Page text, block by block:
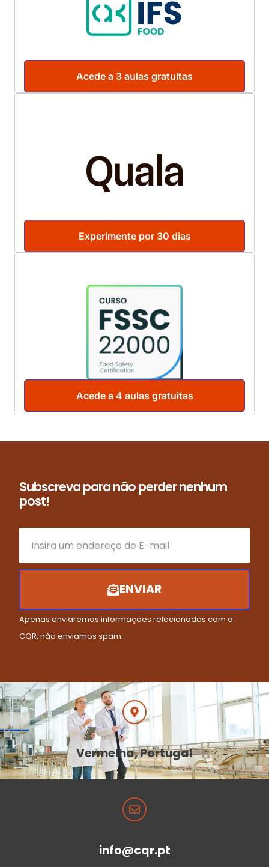
Acede a 3 aulas gratuitas
Experimente por 30 dias
Acede a 4 aulas gratuitas
Subscreva para não perder nenhum
post!
ENVIAR
Apenas enviaremos informações relacionadas com a
CQR, não enviamos spam.
Vermelha, Portugal
info@cqr.pt